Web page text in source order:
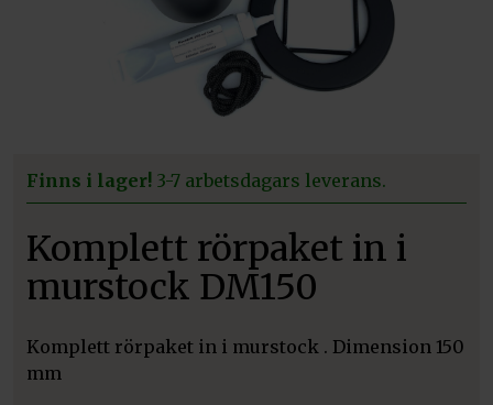
Finns i lager! 3-7 arbetsdagars leverans.
Komplett rörpaket in i
murstock DM150
Komplett rörpaket in i murstock . Dimension 150
mm